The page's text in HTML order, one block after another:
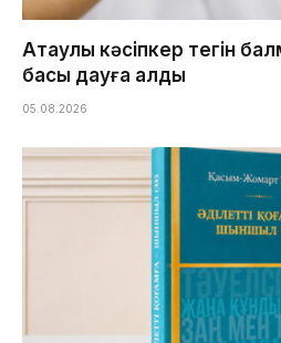
Ақтаулық кәсіпкер тегін
басы дауға қалды
05.08.2026